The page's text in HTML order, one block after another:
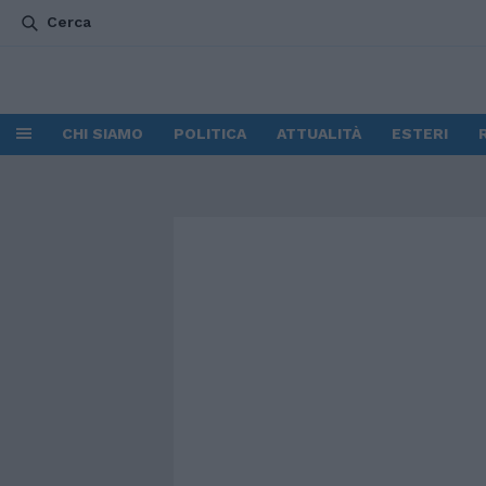
Cerca
CHI SIAMO POLITICA ATTUALITÀ ESTERI